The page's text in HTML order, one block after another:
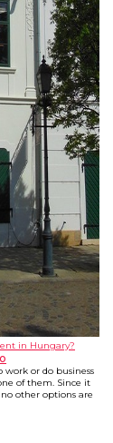
in Hungary?
work or do business
of them. Since it
other options are